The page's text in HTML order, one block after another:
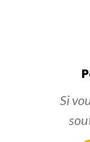
Si